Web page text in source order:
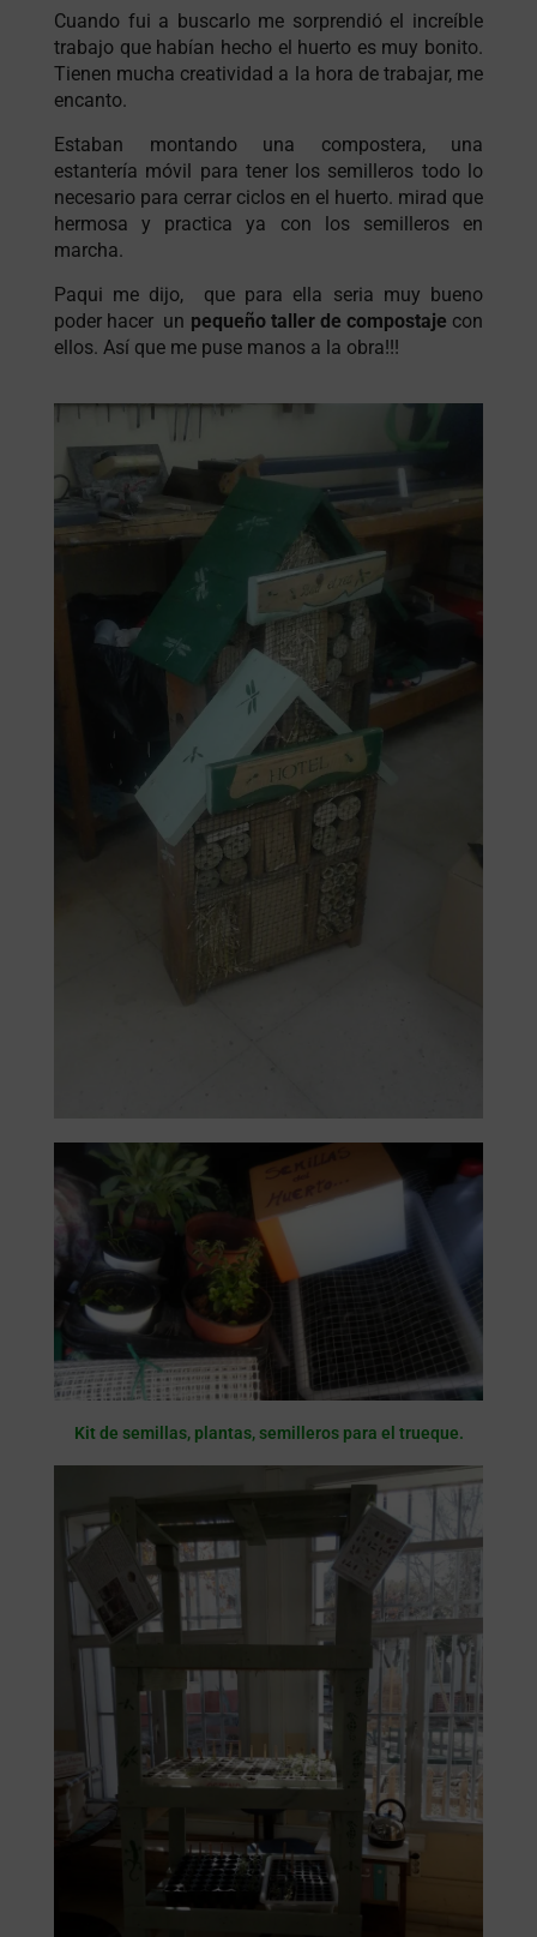
Cuando fui a buscarlo me sorprendió el increíble
trabajo que habían hecho el huerto es muy bonito.
Tienen mucha creatividad a la hora de trabajar, me
encanto.
Estaban montando una compostera, una
estantería móvil para tener los semilleros todo lo
necesario para cerrar ciclos en el huerto. mirad que
hermosa y practica ya con los semilleros en
marcha.
Paqui me dijo, que para ella seria muy bueno
poder hacer un pequeño taller de compostaje con
ellos. Así que me puse manos a la obra!!!
Kit de semillas, plantas, semilleros para el trueque.